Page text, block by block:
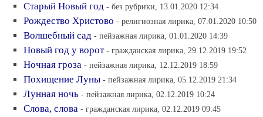
Старый Новый год - без рубрики, 13.01.2020 12:34
Рождество Христово - религиозная лирика, 07.01.2020 10:50
Волшебный сад - пейзажная лирика, 01.01.2020 14:39
Новый год у ворот - гражданская лирика, 29.12.2019 19:52
Ночная гроза - пейзажная лирика, 12.12.2019 18:59
Похищение Луны - пейзажная лирика, 05.12.2019 21:34
Лунная ночь - пейзажная лирика, 02.12.2019 10:24
Слова, слова - гражданская лирика, 02.12.2019 09:45